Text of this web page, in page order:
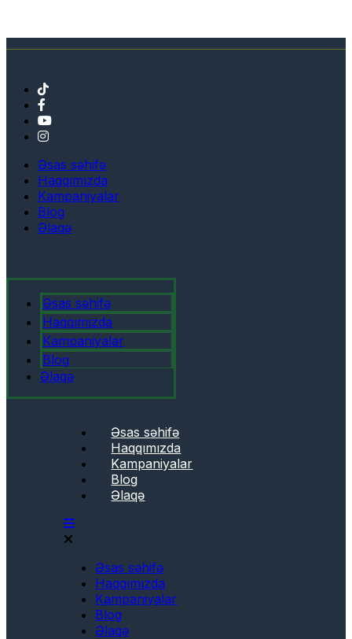
Əsas səhifə
Haqqımızda
Kampaniyalar
Blog
Əlaqə
Əsas səhifə
Haqqımızda
Kampaniyalar
Blog
Əlaqə
Əsas səhifə
Haqqımızda
Kampaniyalar
Blog
Əlaqə
Əsas səhifə
Haqqımızda
Kampaniyalar
Blog
Əlaqə